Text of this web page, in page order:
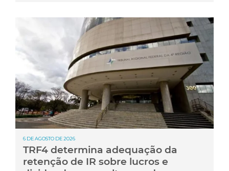
6 DE AGOSTO DE 2026
TRF4 determina adequação da
retenção de IR sobre lucros e